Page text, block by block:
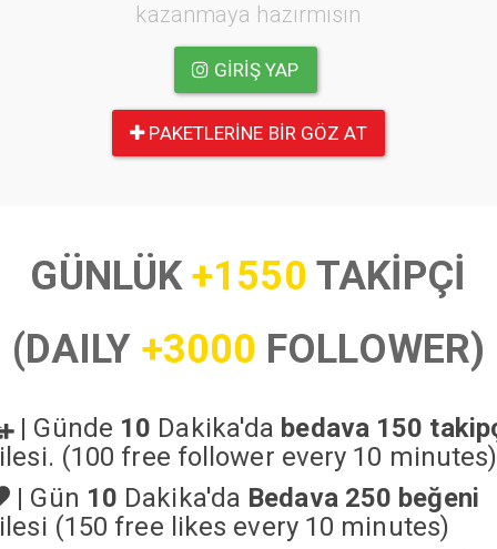
kazanmaya hazırmısın
GIRIŞ YAP
PAKETLERINE BIR GÖZ AT
GÜNLÜK+1550 TAKİPÇİ
(DAILY +3000 FOLLOWER)
| Günde 10 Dakika'da bedava 150
(100 free follower every 10 minutes)
| Gün 10 Dakika'da Bedava 250 beğeni
(150 free likes every 10 minutes)